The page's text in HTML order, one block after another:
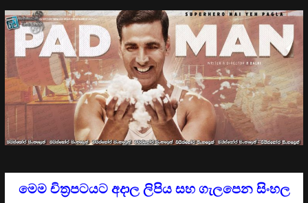
මෙම චිත්‍රපටයට අදාල ලිපිය සහ ගැලපෙන සිංහල